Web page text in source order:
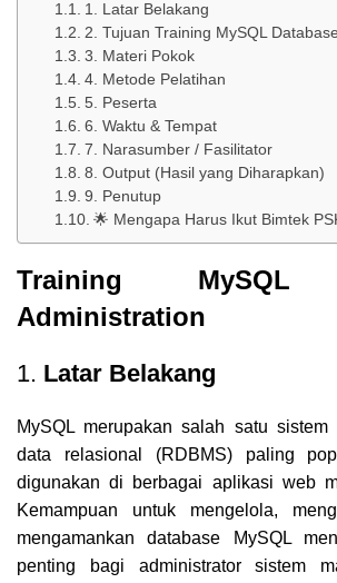
1. Latar Belakang
2. Tujuan Training MySQL
3. Materi Pokok
4. Metode Pelatihan
5. Peserta
6. Waktu & Tempat
7. Narasumber / Fasilitator
8. Output (Hasil yang Diharapkan)
9. Penutup
🌟 Mengapa Harus Ikut Bimtek
Training MySQL
Administration
1. Latar Belakang
MySQL merupakan salah satu sistem
data relasional (RDBMS) paling
digunakan di berbagai aplikasi web
Kemampuan untuk mengelola,
mengamankan database MySQL
penting bagi administratorsistem